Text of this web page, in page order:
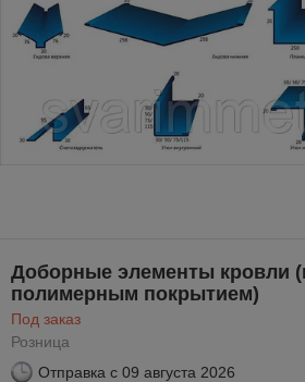
Доборные элементы кровли
полимерным покрытием)
Под заказ
Розница
Отправка с 09 августа 2026